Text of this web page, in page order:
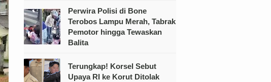
Perwira Polisi di Bone
Terobos Lampu Merah, Tabrak
Pemotor hingga Tewaskan
Balita
Terungkap! Korsel Sebut
Upaya RI ke Korut Ditolak